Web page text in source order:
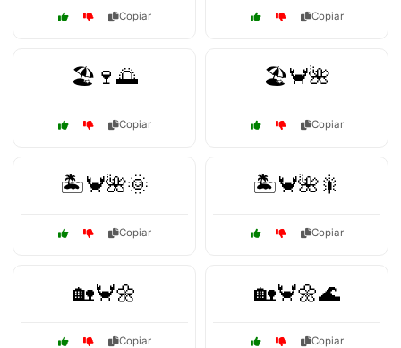
Copiar Copiar
🏖️🍷🌅
Copiar
🏖️🦀🌺
Copiar
🏝️🦀🌺🌞
Copiar
🏝️🦀🌺🎇
Copiar
🏡🦀🌼
Copiar
🏡🦀🌼🌊
Copiar